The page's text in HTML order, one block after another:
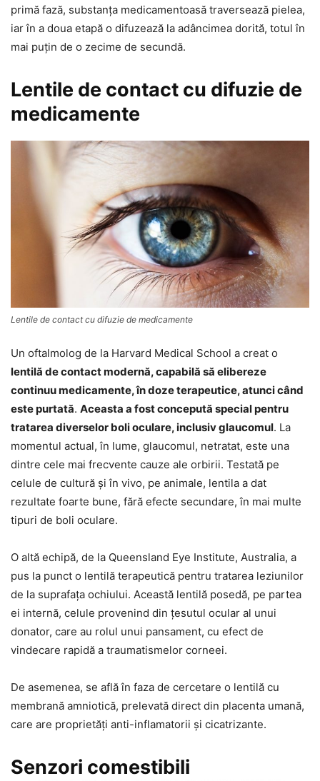
primă fază, substanţa medicamentoasă traversează pielea,
iar în a doua etapă o difuzează la adâncimea dorită, totul în
mai puţin de o zecime de secundă.
Lentile de contact cu difuzie de
medicamente
Lentile de contact cu difuzie de medicamente
Un oftalmolog de la Harvard Medical School a creat o
lentilă de contact modernă, capabilă să elibereze
continuu medicamente, în doze terapeutice, atunci când
este purtată. Aceasta a fost concepută special pentru
tratarea diverselor boli oculare, inclusiv glaucomul. La
momentul actual, în lume, glaucomul, netratat, este una
dintre cele mai frecvente cauze ale orbirii. Testată pe
celule de cultură şi în vivo, pe animale, lentila a dat
rezultate foarte bune, fără efecte secundare, în mai multe
tipuri de boli oculare.
O altă echipă, de la Queensland Eye Institute, Australia, a
pus la punct o lentilă terapeutică pentru tratarea leziunilor
de la suprafaţa ochiului. Această lentilă posedă, pe partea
ei internă, celule provenind din ţesutul ocular al unui
donator, care au rolul unui pansament, cu efect de
vindecare rapidă a traumatismelor corneei.
De asemenea, se află în faza de cercetare o lentilă cu
membrană amniotică, prelevată direct din placenta umană,
care are proprietăţi anti-inflamatorii şi cicatrizante.
Senzori comestibili